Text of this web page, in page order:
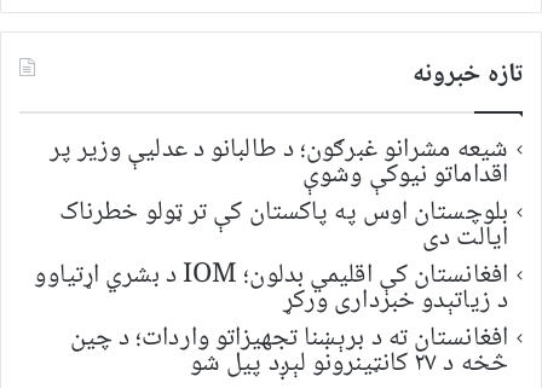
تازه خبرونه
شیعه مشرانو غبرګون؛ د طالبانو د عدلیې وزیر پر
اقداماتو نیوکې وشوې
بلوچستان اوس په پاکستان کې تر ټولو خطرناک
ایالت دی
افغانستان کې اقلیمي بدلون؛ IOM د بشري اړتیاوو
د زیاتېدو خبرداری ورکړ
افغانستان ته د برېښنا تجهیزاتو واردات؛ د چین
څخه د ۲۷ کانټینرونو لېږد پیل شو